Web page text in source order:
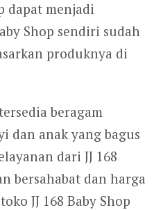
dapat menjadi
Shop sendiri sudah
produknya di
beragam
dan anak yang bagus
dari JJ 168
bersahabat dan harga
JJ 168 Baby Shop